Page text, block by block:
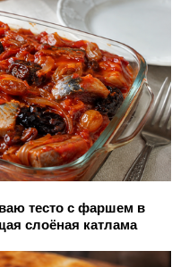
тесто с фаршем в
слоёная катлама